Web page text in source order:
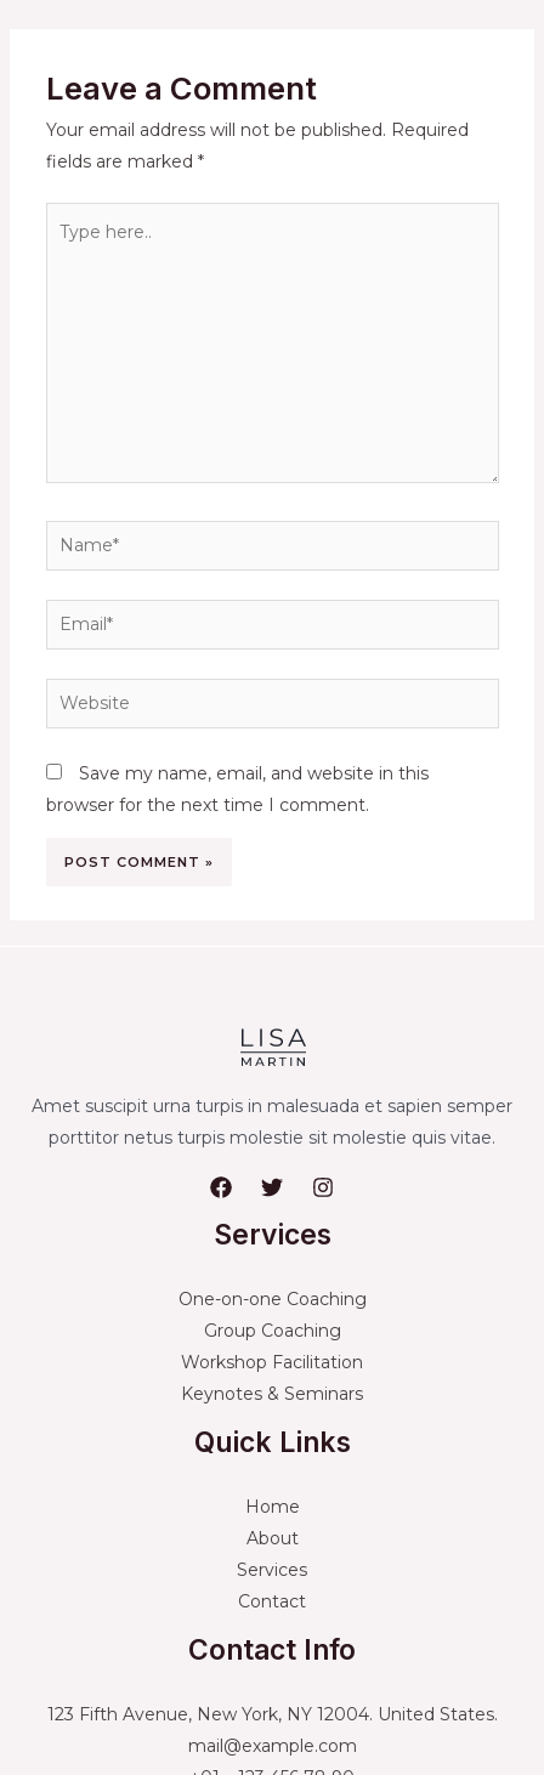
Leave a Comment
Your email address will not be published. Required
fields are marked *
here..
Name*
Email*
Website
Save my name, email, and website in this
browser for the next time I comment.
Amet suscipit urna turpis in malesuada et sapien semper
porttitor netus turpis molestie sit molestie quis vitae.
Services
One-on-one Coaching
Group Coaching
Workshop Facilitation
Keynotes & Seminars
Quick Links
Home
About
Services
Contact
Contact Info
123 Fifth Avenue, New York, NY 12004. United States.
mail@example.com